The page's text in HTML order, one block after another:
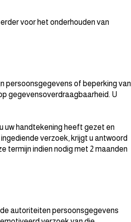
voor het onderhouden van
persoonsgegevens of beperking van
gegevensoverdraagbaarheid. U
uw handtekening heeft gezet en
verzoek, krijgt u antwoord
termijn indien nodig met 2 maanden
autoriteiten persoonsgegevens